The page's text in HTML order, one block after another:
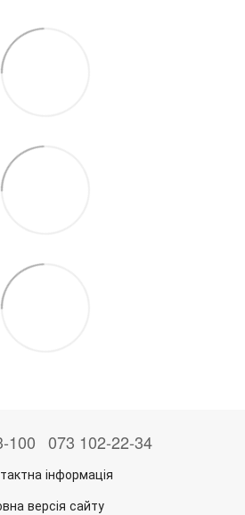
100 073 102-22-34
інформація
версія сайту